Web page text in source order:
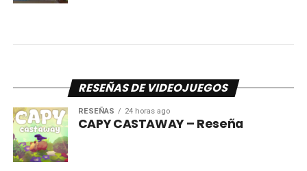
RESEÑAS DE VIDEOJUEGOS
RESEÑAS 24 horas ago
CAPY CASTAWAY – Reseña